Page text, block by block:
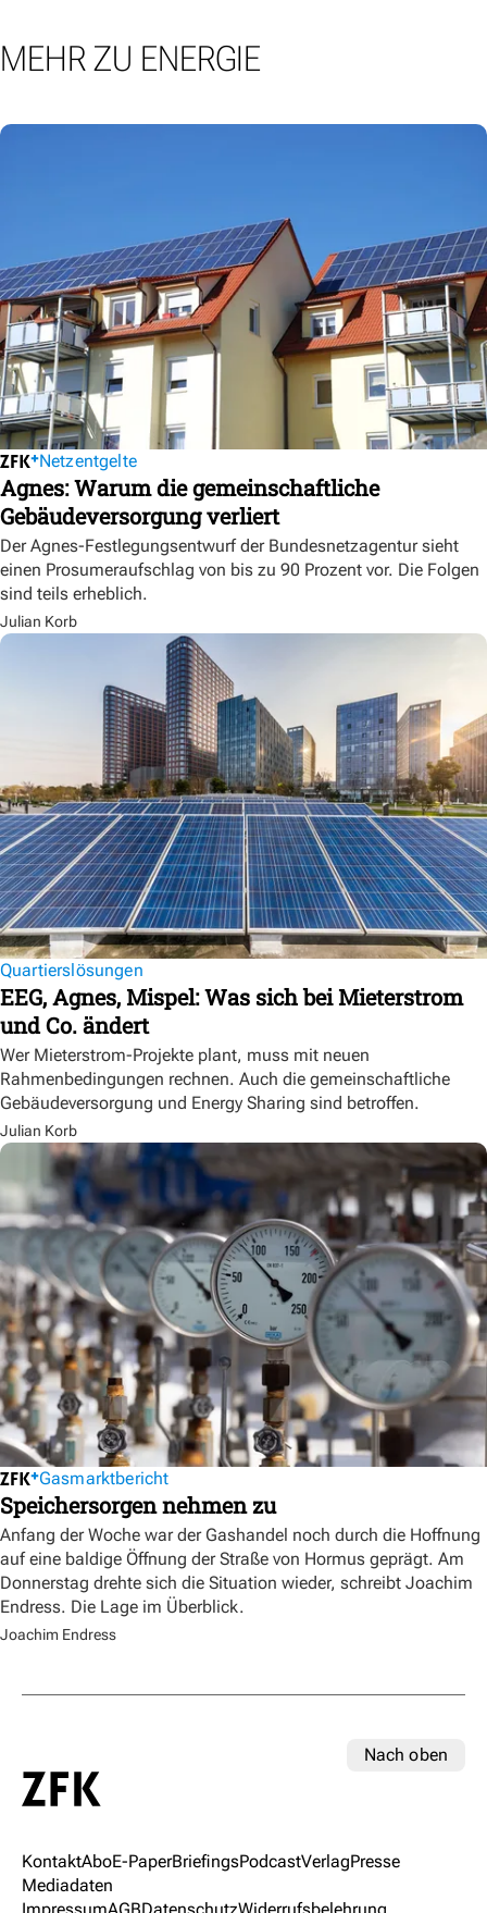
MEHR ZU ENERGIE
Netzentgelte
Agnes: Warum die gemeinschaftliche
Gebäudeversorgung verliert
Der Agnes-Festlegungsentwurf der Bundesnetzagentur sieht
einen Prosumeraufschlag von bis zu 90 Prozent vor. Die Folgen
sind teils erheblich.
Julian Korb
Quartierslösungen
EEG, Agnes, Mispel: Was sich bei Mieterstrom
und Co. ändert
Wer Mieterstrom-Projekte plant, muss mit neuen
Rahmenbedingungen rechnen. Auch die gemeinschaftliche
Gebäudeversorgung und Energy Sharing sind betroffen.
Julian Korb
Gasmarktbericht
Speichersorgen nehmen zu
Anfang der Woche war der Gashandel noch durch die Hoffnung
auf eine baldige Öffnung der Straße von Hormus geprägt. Am
Donnerstag drehte sich die Situation wieder, schreibt Joachim
Endress. Die Lage im Überblick.
Joachim Endress
Nach oben
KontaktAboE-PaperBriefingsPodcastVerlagPresse
Mediadaten